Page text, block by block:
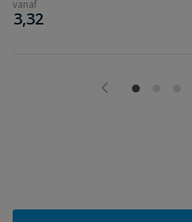
vanaf
€
3,32